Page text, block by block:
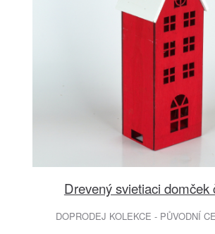
Drevený svietiaci domček
DOPRODEJ KOLEKCE - PŮVODNÍ